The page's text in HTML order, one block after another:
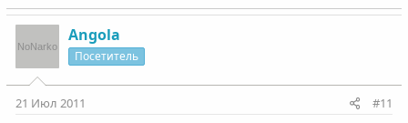
Angola
Посетитель
21 Июл 2011 #11